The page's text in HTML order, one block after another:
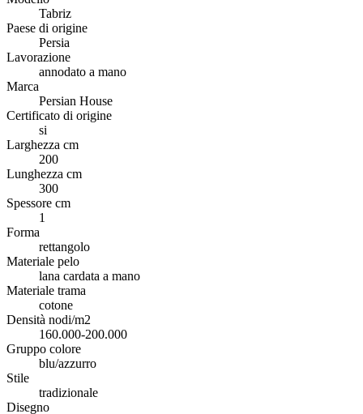
Tabriz
Paese di origine
Persia
Lavorazione
annodato a mano
Marca
Persian House
Certificato di origine
si
Larghezza cm
200
Lunghezza cm
300
Spessore cm
1
Forma
rettangolo
Materiale pelo
lana cardata a mano
Materiale trama
cotone
Densità nodi/m2
160.000-200.000
Gruppo colore
blu/azzurro
Stile
tradizionale
Disegno